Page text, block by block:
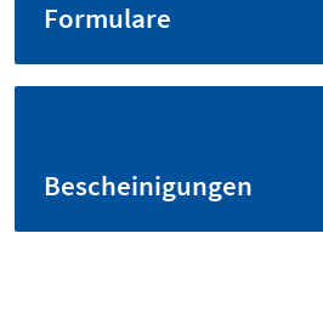
Formulare
Bescheinigungen